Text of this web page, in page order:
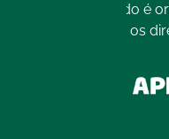
Todo o conteúdo é
autorais. Todos os